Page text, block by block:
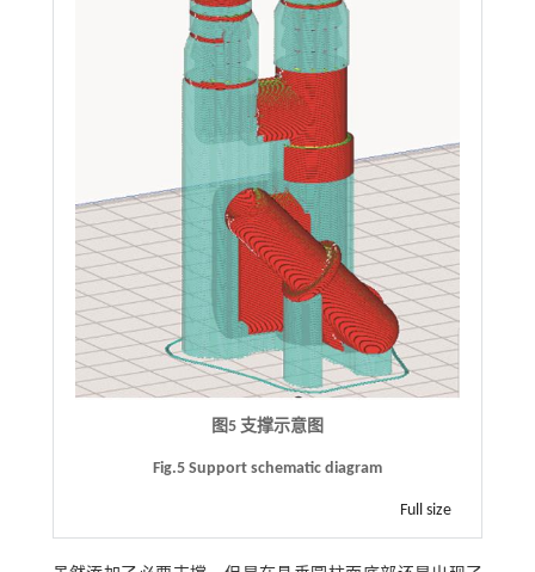
图5 支撑示意图
Fig.5 Support schematic diagram
Full size